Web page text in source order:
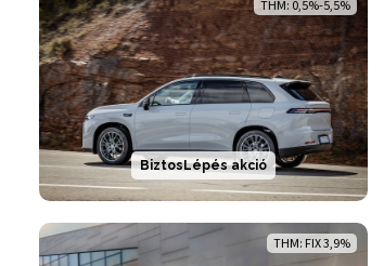
THM: 0,5%-5,5%
BiztosLépés akció
THM: FIX 3,9%